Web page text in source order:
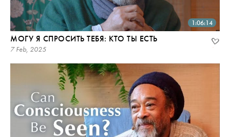
1:06:14
МОГУ Я СПРОСИТЬ ТЕБЯ: КТО ТЫ ЕСТЬ
7 Feb, 2025